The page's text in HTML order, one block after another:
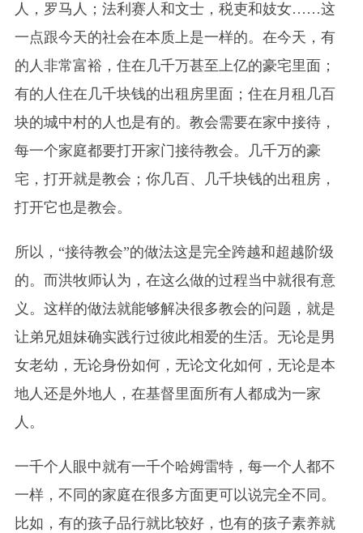
人，罗马人；法利赛人和文士，税吏和妓女……这
一点跟今天的社会在本质上是一样的。在今天，有
的人非常富裕，住在几千万甚至上亿的豪宅里面；
有的人住在几千块钱的出租房里面；住在月租几百
块的城中村的人也是有的。教会需要在家中接待，
每一个家庭都要打开家门接待教会。几千万的豪
宅，打开就是教会；你几百、几千块钱的出租房，
打开它也是教会。
所以，“接待教会”的做法这是完全跨越和超越阶级
的。而洪牧师认为，在这么做的过程当中就很有意
义。这样的做法就能够解决很多教会的问题，就是
让弟兄姐妹确实践行过彼此相爱的生活。无论是男
女老幼，无论身份如何，无论文化如何，无论是本
地人还是外地人，在基督里面所有人都成为一家
人。
一千个人眼中就有一千个哈姆雷特，每一个人都不
一样，不同的家庭在很多方面更可以说完全不同。
比如，有的孩子品行就比较好，也有的孩子素养就